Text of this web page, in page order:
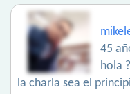
45
hola
la charla sea el